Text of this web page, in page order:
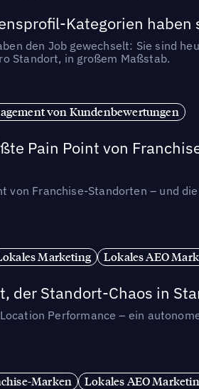
Kategorien
den Job gewechselt: Sie sind
Standort, in großem Maßstab.
von Kundenbewertungen
Pain Point von
von Franchise-Standorten – und
Marketing Lokales AEO
der Standort-Chaos in
Performance – ein
Marken Lokales AEO